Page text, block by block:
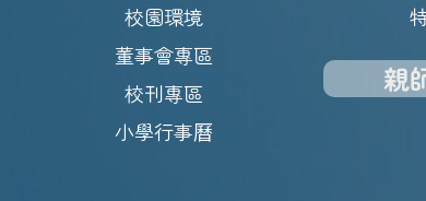
校園環境
董事會專區
校刊專區
小學行事曆
親